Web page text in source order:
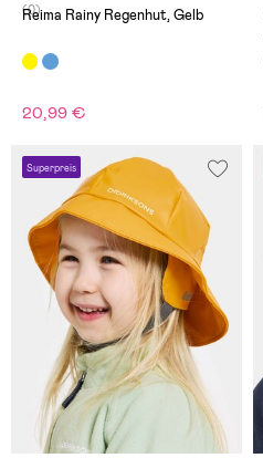
(0)
Reima Rainy Regenhut, Gelb
20,99 €
Superpreis